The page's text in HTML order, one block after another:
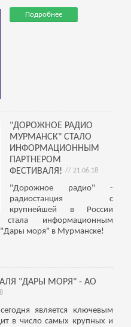
Подробнее
"ДОРОЖНОЕ РАДИО
МУРМАНСК" СТАЛО
ИНФОРМАЦИОННЫМ
ПАРТНЕРОМ
ФЕСТИВАЛЯ! // 21.06.18
"Дорожное радио" -
радиостанция с
крупнейшей в России
стала информационным
"Дары моря" в Мурманске!
"ДАРЫ МОРЯ" - АО
является ключевым
в число самых крупных и